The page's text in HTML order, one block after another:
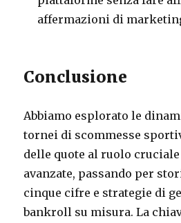
affermazioni di
Conclusione
Abbiamo esplorato le
tornei di scommesse
delle quote al ruolo
avanzate, passando per
cinque cifre e strategie di
bankroll su misura. La